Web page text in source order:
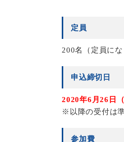
定員
200名（定員にな
申込締切日
2020年6月26日
※以降の受付は
参加費